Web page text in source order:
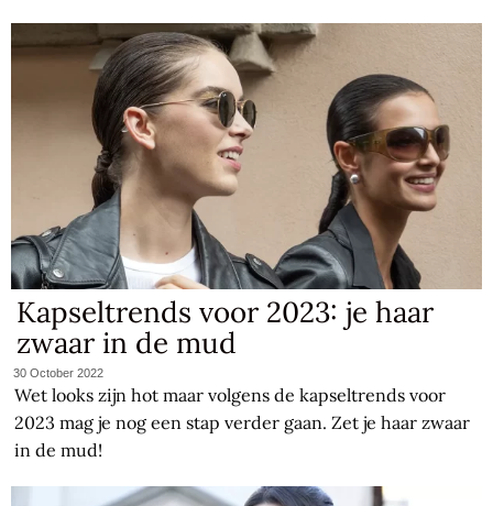
Kapseltrends voor 2023: je haar
zwaar in de mud
30 October 2022
Wet looks zijn hot maar volgens de kapseltrends voor
2023 mag je nog een stap verder gaan. Zet je haar zwaar
in de mud!